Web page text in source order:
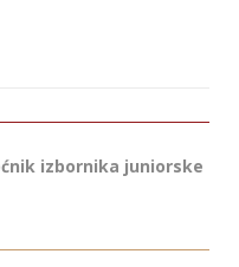
izbornika juniorske